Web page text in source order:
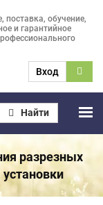
поставка, обучение,
и гарантийное
Вход
Найти
разрезных